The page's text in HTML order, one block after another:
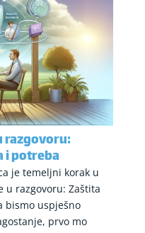
razgovoru:
i potreba
je temeljni korak u
u razgovoru: Zaštita
bismo uspješno
prvo mo